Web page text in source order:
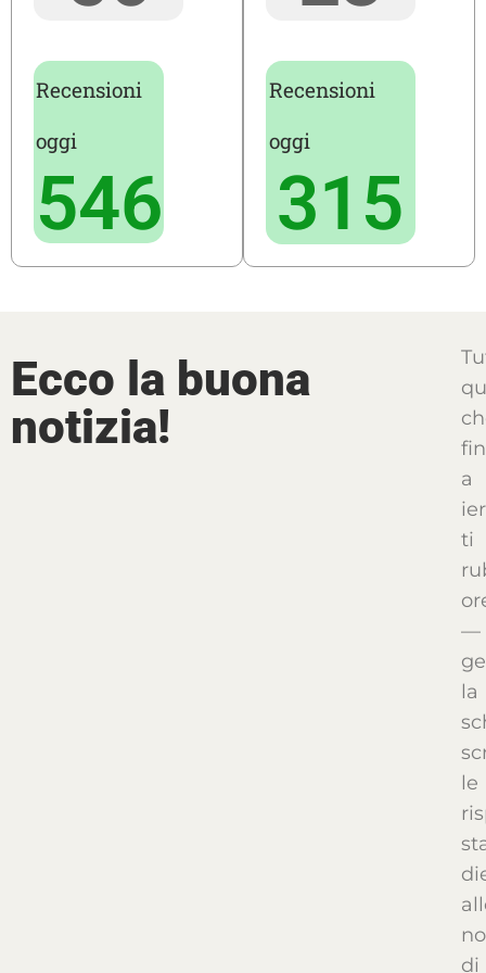
Recensioni
oggi
546
Recensioni
oggi
315
Ecco la buona
notizia!
a
ti
—
la
le
di